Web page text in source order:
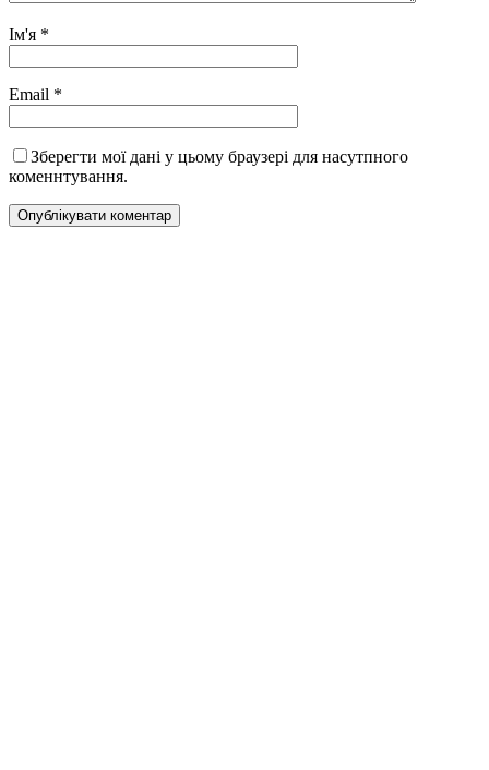
Ім'я *
Email *
Зберегти мої дані у цьому браузері для насутпного
коменнтування.